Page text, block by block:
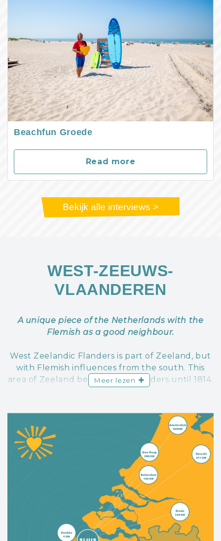
Beachfun Groede
Read more
Bekijk alle interviews >
WEST-ZEEUWS-
VLAANDEREN
A unique piece of the Netherlands with the
Flemish as a good neighbour.
West Zeelandic Flanders is part of Zeeland, but
with Flemish influences from the south. This
area of Zeeland belonged to Flanders until 1814.
"epicurean" atmosphere.
West Zeelandic Flanders offers the best of both
worlds; a rich cultural history, picturesque
towns and villages, miles of sandy beaches,
beautiful bike trails, rugged nature—this place
has it all.
Meer lezen